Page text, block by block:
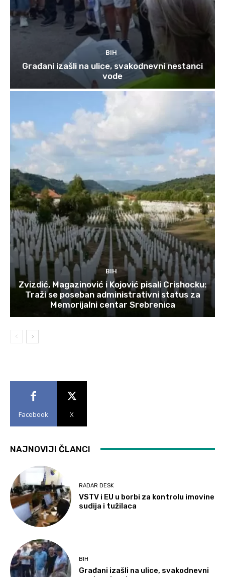
BIH
Građani izašli na ulice, svakodnevni nestanci
vode
BIH
Zvizdić, Magazinović i Kojović pisali Crishocku:
Traži se poseban administrativni status za
Memorijalni centar Srebrenica
Facebook X
NAJNOVIJI ČLANCI
RADAR DESK
VSTV i EU u borbi za kontrolu imovine
sudija i tužilaca
BIH
Građani izašli na ulice, svakodnevni